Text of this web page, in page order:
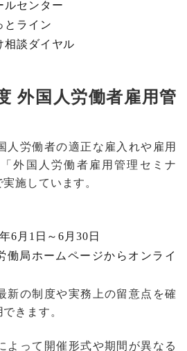
ルセンター
とライン
相談ダイヤル
外国人労働者雇用管
人労働者の適正な雇入れや雇用
外国人労働者雇用管理セミナ
施しています。
6月1日～6月30日
働局ホームページからオンライ
新の制度や実務上の留意点を確
きます。
って開催形式や期間が異なる